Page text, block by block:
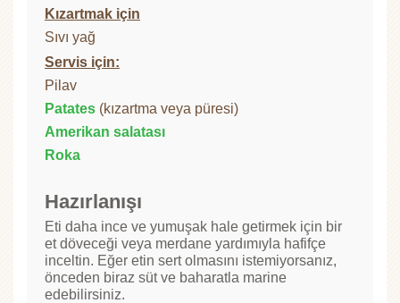
Kızartmak için
Sıvı yağ
Servis için:
Pilav
Patates (kızartma veya püresi)
Amerikan salatası
Roka
Hazırlanışı
Eti daha ince ve yumuşak hale getirmek için bir
et döveceği veya merdane yardımıyla hafifçe
inceltin. Eğer etin sert olmasını istemiyorsanız,
önceden biraz süt ve baharatla marine
edebilirsiniz.